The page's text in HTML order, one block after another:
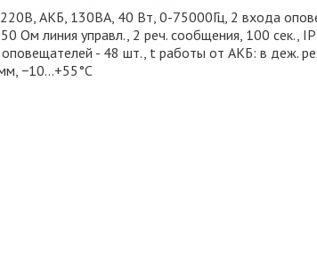
АКБ, 130ВА, 40 Вт, 0-75000Гц, 2 входа
Ом линия управл., 2 реч. сообщения, 100 сек.,
- 48 шт., t работы от АКБ: в деж.
−10…+55°С